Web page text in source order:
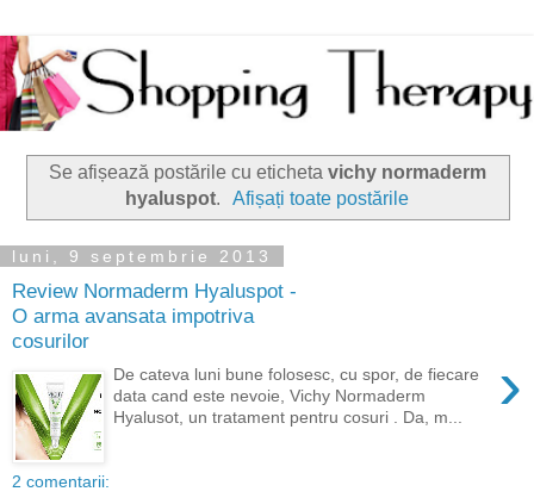
Se afișează postările cu eticheta vichy normaderm
hyaluspot. Afișați toate postările
luni, 9 septembrie 2013
Review Normaderm Hyaluspot -
O arma avansata impotriva
cosurilor
›
De cateva luni bune folosesc, cu spor, de fiecare
data cand este nevoie, Vichy Normaderm
Hyalusot, un tratament pentru cosuri . Da, m...
2 comentarii: